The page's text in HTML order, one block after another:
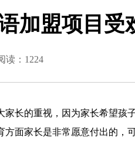
加盟项目受
读：1224
家长的重视，因为家长希望孩
方面家长是非常愿意付出的，